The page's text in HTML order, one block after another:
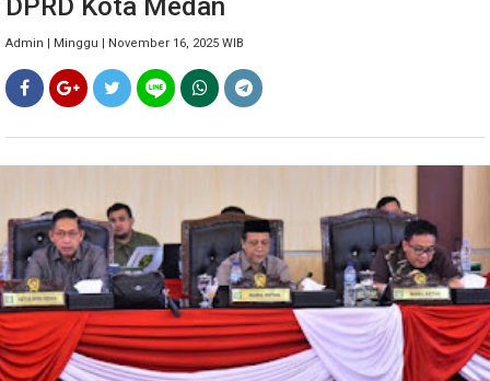
DPRD Kota Medan
Admin | Minggu | November 16, 2025 WIB